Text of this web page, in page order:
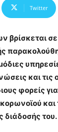
Twitter
βρίσκεται
και τις
φορείς
διάδοσής του.